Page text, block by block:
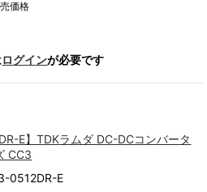
価格
ログインが必要です
E】TDKラムダ DC-DCコンバータ
CC3
0512DR-E